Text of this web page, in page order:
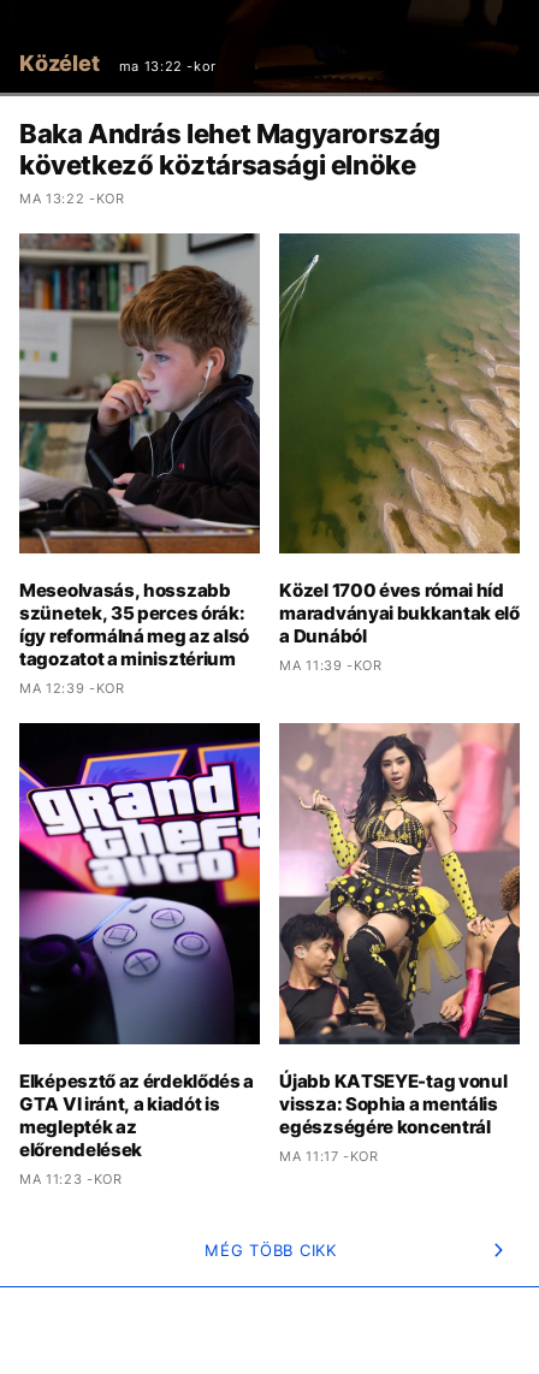
Közélet ma 13:22 -kor
Baka András lehet Magyarország
következő köztársasági elnöke
MA 13:22 -KOR
Meseolvasás, hosszabb
szünetek, 35 perces órák:
így reformálná meg az alsó
tagozatot a minisztérium
MA 12:39 -KOR
Közel 1700 éves római híd
maradványai bukkantak elő
a Dunából
MA 11:39 -KOR
Elképesztő az érdeklődés a
GTA VI iránt, a kiadót is
meglepték az
előrendelések
MA 11:23 -KOR
Újabb KATSEYE-tag vonul
vissza: Sophia a mentális
egészségére koncentrál
MA 11:17 -KOR
MÉG TÖBB CIKK